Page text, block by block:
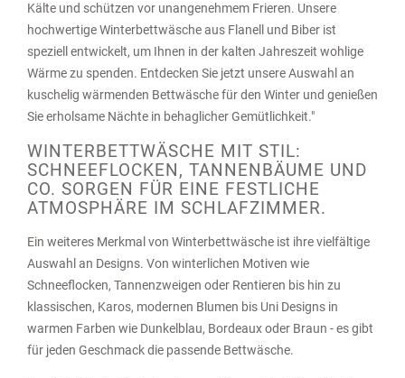
Kälte und schützen vor unangenehmem Frieren. Unsere
hochwertige Winterbettwäsche aus Flanell und Biber ist
speziell entwickelt, um Ihnen in der kalten Jahreszeit wohlige
Wärme zu spenden. Entdecken Sie jetzt unsere Auswahl an
kuschelig wärmenden Bettwäsche für den Winter und genießen
Sie erholsame Nächte in behaglicher Gemütlichkeit."
WINTERBETTWÄSCHE MIT STIL:
SCHNEEFLOCKEN, TANNENBÄUME UND
CO. SORGEN FÜR EINE FESTLICHE
ATMOSPHÄRE IM SCHLAFZIMMER.
Ein weiteres Merkmal von Winterbettwäsche ist ihre vielfältige
Auswahl an Designs. Von winterlichen Motiven wie
Schneeflocken, Tannenzweigen oder Rentieren bis hin zu
klassischen, Karos, modernen Blumen bis Uni Designs in
warmen Farben wie Dunkelblau, Bordeaux oder Braun - es gibt
für jeden Geschmack die passende Bettwäsche.